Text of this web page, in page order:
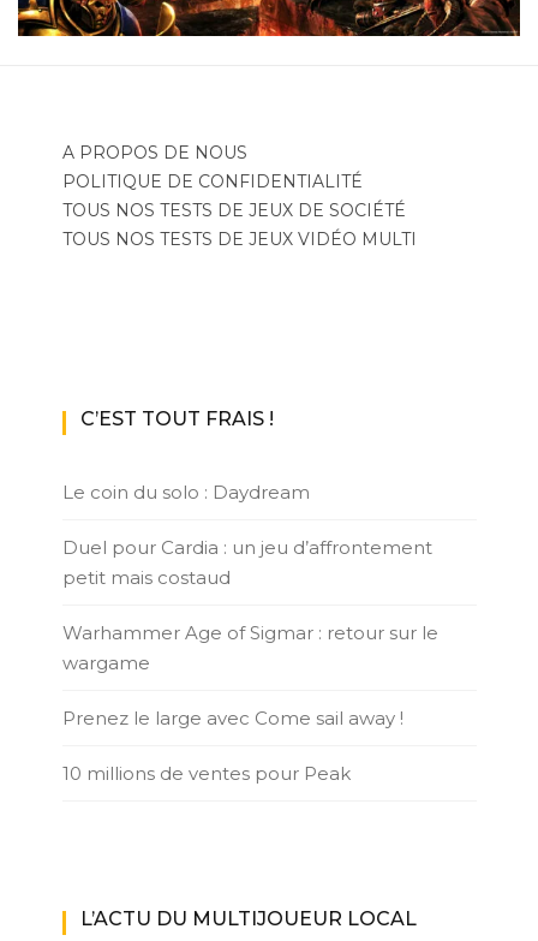
A PROPOS DE NOUS
POLITIQUE DE CONFIDENTIALITÉ
TOUS NOS TESTS DE JEUX DE SOCIÉTÉ
TOUS NOS TESTS DE JEUX VIDÉO MULTI
C’EST TOUT FRAIS !
Le coin du solo : Daydream
Duel pour Cardia : un jeu d’affrontement
petit mais costaud
Warhammer Age of Sigmar : retour sur le
wargame
Prenez le large avec Come sail away !
10 millions de ventes pour Peak
L’ACTU DU MULTIJOUEUR LOCAL